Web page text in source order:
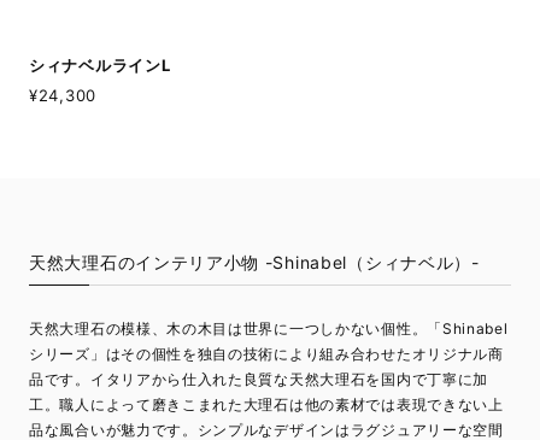
シィナベルラインL
¥24,300
天然大理石のインテリア小物 -Shinabel（シィナベル）-
天然大理石の模様、木の木目は世界に一つしかない個性。「Shinabel
シリーズ」はその個性を独自の技術により組み合わせたオリジナル商
品です。イタリアから仕入れた良質な天然大理石を国内で丁寧に加
工。職人によって磨きこまれた大理石は他の素材では表現できない上
品な風合いが魅力です。シンプルなデザインはラグジュアリーな空間